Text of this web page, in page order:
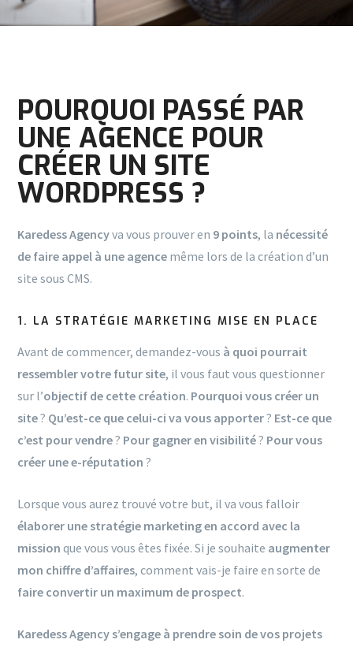
POURQUOI PASSÉ PAR
UNE AGENCE POUR
CRÉER UN SITE
WORDPRESS ?
Karedess Agencyva vous prouver en 9 points, la nécessité
de faire appel à une agence même lors de la création d’un
site sous CMS.
1. LA STRATÉGIE MARKETING MISE EN PLACE
Avant de commencer, demandez-vous à quoi pourrait
ressemblervotre futur site, il vous faut vous questionner
sur l’objectif de cette création. Pourquoi vous créer un
site? Qu’est-ce que celui-ci va vous apporter? Est-ce que
c’est pour vendre? Pour gagner en visibilité? Pour vous
créer une e-réputation ?
Lorsque vous aurez trouvé votre but, il va vous falloir
élaborer une stratégie marketing en accord avec la
mission que vous vous êtes fixée. Si je souhaite augmenter
mon chiffre d’affaires, comment vais-je faire en sorte de
faire convertir un maximum de prospect.
Karedess Agency s’engage à prendre soin de vos projets